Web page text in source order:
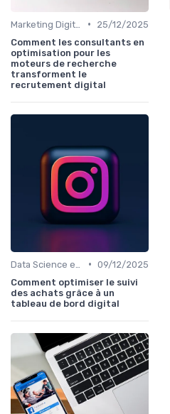
•
25/12/2025
Comment les consultants en
optimisation pour les
moteurs de recherche
transforment le
recrutement digital
• 09/12/2025
Comment optimiser le suivi
des achats grâce à un
tableau de bord digital